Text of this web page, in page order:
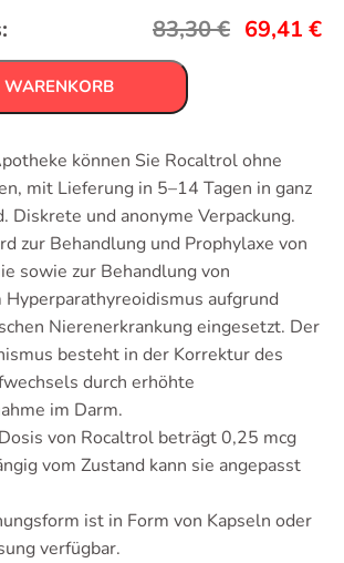
83,30€ 69,41 €
WARENKORB
können Sie Rocaltrol ohne
mit Lieferung in 5–14 Tagen in ganz
Diskrete und anonyme Verpackung.
zur Behandlung und Prophylaxe von
sowie zur Behandlung von
Hyperparathyreoidismus aufgrund
Nierenerkrankung eingesetzt. Der
besteht in der Korrektur des
durch erhöhte
im Darm.
von Rocaltrol beträgt 0,25 mcg
vom Zustand kann sie angepasst
ist in Form von Kapseln oder
verfügbar.